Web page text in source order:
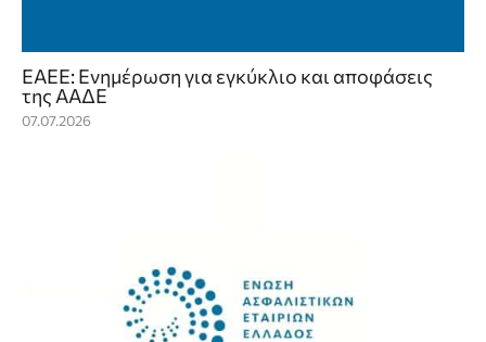
ΕΑΕΕ: Ενημέρωση για εγκύκλιο και αποφάσεις
της ΑΑΔΕ
07.07.2026